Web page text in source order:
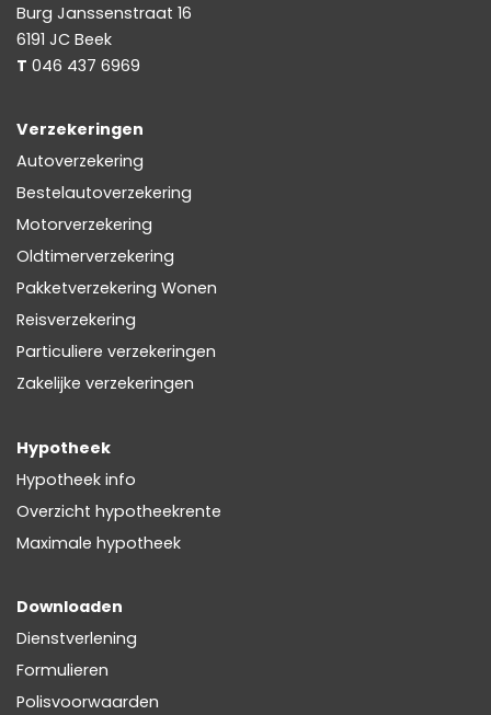
Burg Janssenstraat 16
6191 JC Beek
T 046 437 6969
Verzekeringen
Autoverzekering
Bestelautoverzekering
Motorverzekering
Oldtimerverzekering
Pakketverzekering Wonen
Reisverzekering
Particuliere verzekeringen
Zakelijke verzekeringen
Hypotheek
Hypotheek info
Overzicht hypotheekrente
Maximale hypotheek
Downloaden
Dienstverlening
Formulieren
Polisvoorwaarden